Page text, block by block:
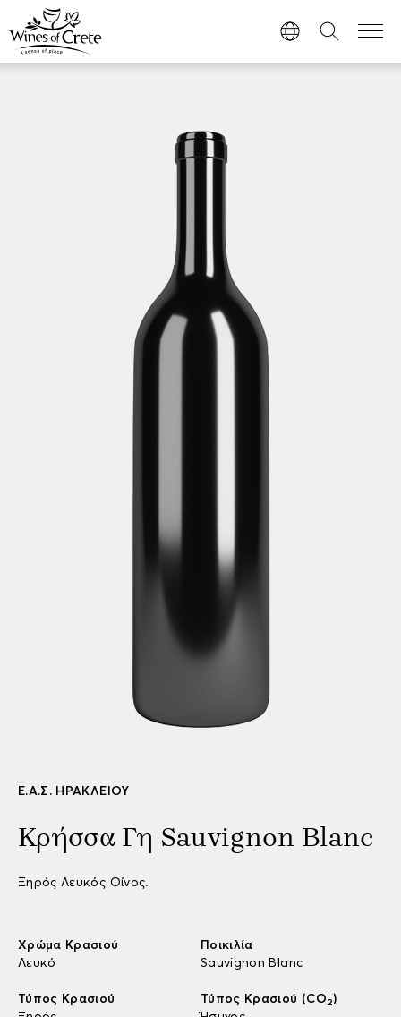
Ε.Α.Σ. ΗΡΑΚΛΕΊΟΥ
Κρήσσα Γη Sauvignon Blanc
Ξηρός Λευκός Οίνος.
Χρώμα Κρασιού
Λευκό
Ποικιλία
Sauvignon Blanc
Τύπος Κρασιού
Τύπος Κρασιού (CO 2)